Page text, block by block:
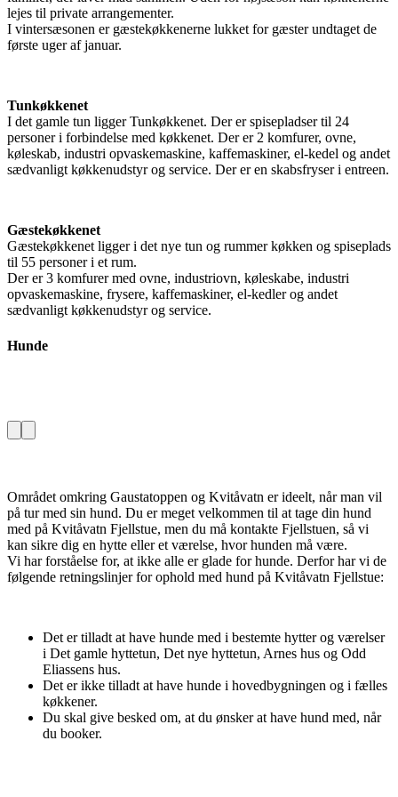
lejes til private arrangementer.
I vintersæsonen er gæstekøkkenerne lukket for gæster undtaget de
første uger af januar.
Tunkøkkenet
I det gamle tun ligger Tunkøkkenet. Der er spisepladser til 24
personer i forbindelse med køkkenet. Der er 2 komfurer, ovne,
køleskab, industri opvaskemaskine, kaffemaskiner, el-kedel og andet
sædvanligt køkkenudstyr og service. Der er en skabsfryser i entreen.
Gæstekøkkenet
Gæstekøkkenet ligger i det nye tun og rummer køkken og spiseplads
til 55 personer i et rum.
Der er 3 komfurer med ovne, industriovn, køleskabe, industri
opvaskemaskine, frysere, kaffemaskiner, el-kedler og andet
sædvanligt køkkenudstyr og service.
Hunde
Området omkring Gaustatoppen og Kvitåvatn er ideelt, når man vil
på tur med sin hund. Du er meget velkommen til at tage din hund
med på Kvitåvatn Fjellstue, men du må kontakte Fjellstuen, så vi
kan sikre dig en hytte eller et værelse, hvor hunden må være.
Vi har forståelse for, at ikke alle er glade for hunde. Derfor har vi de
følgende retningslinjer for ophold med hund på Kvitåvatn Fjellstue:
Det er tilladt at have hunde med i bestemte hytter og værelser
i Det gamle hyttetun, Det nye hyttetun, Arnes hus og Odd
Eliassens hus.
Det er ikke tilladt at have hunde i hovedbygningen og i fælles
køkkener.
Du skal give besked om, at du ønsker at have hund med, når
du booker.